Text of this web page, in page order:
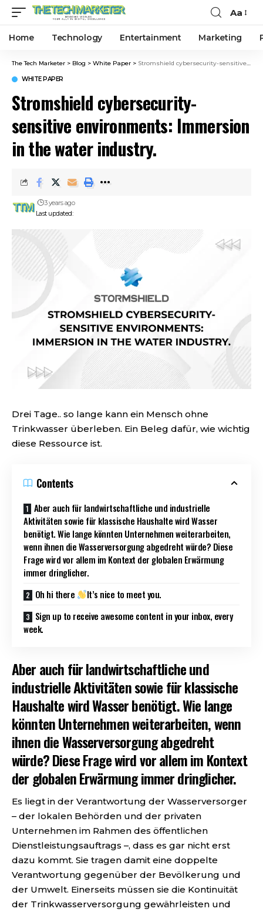
Aa
Home Technology Entertainment Marketing
The Tech Marketer > Blog > White Paper > Stromshield cybersecurity-sensitive environments: Immersion in the water industry.
WHITE PAPER
Stromshield cybersecurity-
sensitive environments: Immersion
in the water industry.
Last updated:
3 years ago
Drei Tage.. so lange kann ein Mensch ohne
Trinkwasser überleben. Ein Beleg dafür, wie wichtig
diese Ressource ist.
Contents
Aber auch für landwirtschaftliche und industrielle
Aktivitäten sowie für klassische Haushalte wird Wasser
benötigt. Wie lange könnten Unternehmen weiterarbeiten,
wenn ihnen die Wasserversorgung abgedreht würde? Diese
Frage wird vor allem im Kontext der globalen Erwärmung
immer dringlicher.
Oh hi there
It’s nice to meet you.
Sign up to receive awesome content in your inbox, every
week.
Aber auch für landwirtschaftliche und
industrielle Aktivitäten sowie für klassische
Haushalte wird Wasser benötigt. Wie lange
könnten Unternehmen weiterarbeiten, wenn
ihnen die Wasserversorgung abgedreht
würde? Diese Frage wird vor allem im Kontext
der globalen Erwärmung immer dringlicher.
Es liegt in der Verantwortung der Wasserversorger
– der lokalen Behörden und der privaten
Unternehmen im Rahmen des öffentlichen
Dienstleistungsauftrags –, dass es gar nicht erst
dazu kommt. Sie tragen damit eine doppelte
Verantwortung gegenüber der Bevölkerung und
der Umwelt. Einerseits müssen sie die Kontinuität
der Trinkwasserversorgung gewährleisten und